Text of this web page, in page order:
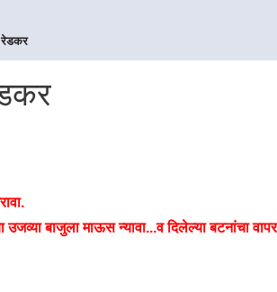
रेडकर
बाजुला माऊस न्यावा...व दिलेल्या बटनांचा